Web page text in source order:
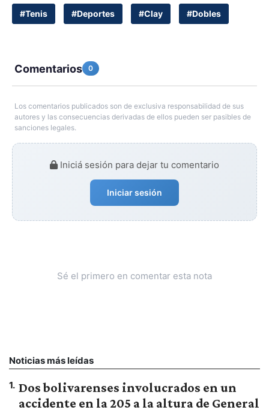
#Tenis #Deportes #Clay #Dobles
Comentarios 0
Los comentarios publicados son de exclusiva responsabilidad de sus
autores y las consecuencias derivadas de ellos pueden ser pasibles de
sanciones legales.
Iniciá sesión para dejar tu comentario
Iniciar sesión
Sé el primero en comentar esta nota
Noticias más leídas
1. Dos bolivarenses involucrados en un
accidente en la 205 a la altura de General